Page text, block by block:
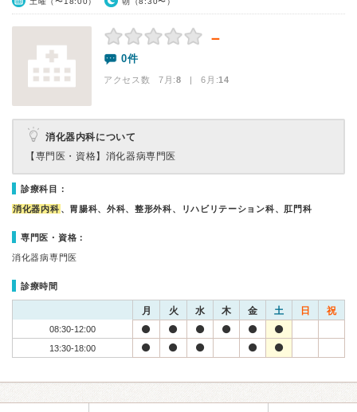
－
0件
アクセス数 7月:8 | 6月:14
消化器内科について
【専門医・資格】 消化器病専門医
診療科目：
消化器内科 、胃腸科、外科、整形外科、リハビリテーション科、肛門科
専門医・資格：
消化器病専門医
診療時間
月 火 水 木 金 土 日 祝
08:30-12:00
13:30-18:00